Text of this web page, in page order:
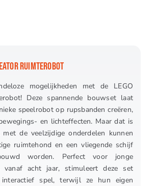
RUIMTEROBOT
mogelijkheden met de LEGO
Deze spannende bouwset laat
speelrobot op rupsbanden creëren,
en lichteffecten. Maar dat is
de veelzijdige onderdelen kunnen
ruimtehond en een vliegende schijf
worden. Perfect voor jonge
vanaf acht jaar, stimuleert deze set
spel, terwijl ze hun eigen